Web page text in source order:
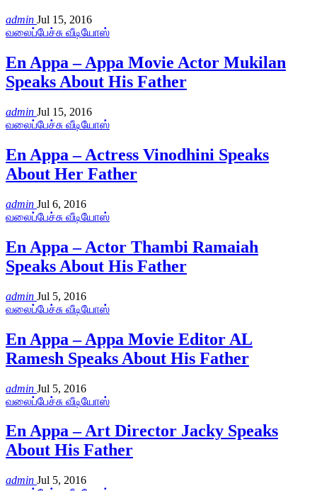
admin Jul 15, 2016
வலைப்பேச்சு வீடியோஸ்
En Appa – Appa Movie Actor Mukilan
Speaks About His Father
admin Jul 15, 2016
வலைப்பேச்சு வீடியோஸ்
En Appa – Actress Vinodhini Speaks
About Her Father
admin Jul 6, 2016
வலைப்பேச்சு வீடியோஸ்
En Appa – Actor Thambi Ramaiah
Speaks About His Father
admin Jul 5, 2016
வலைப்பேச்சு வீடியோஸ்
En Appa – Appa Movie Editor AL
Ramesh Speaks About His Father
admin Jul 5, 2016
வலைப்பேச்சு வீடியோஸ்
En Appa – Art Director Jacky Speaks
About His Father
admin Jul 5, 2016